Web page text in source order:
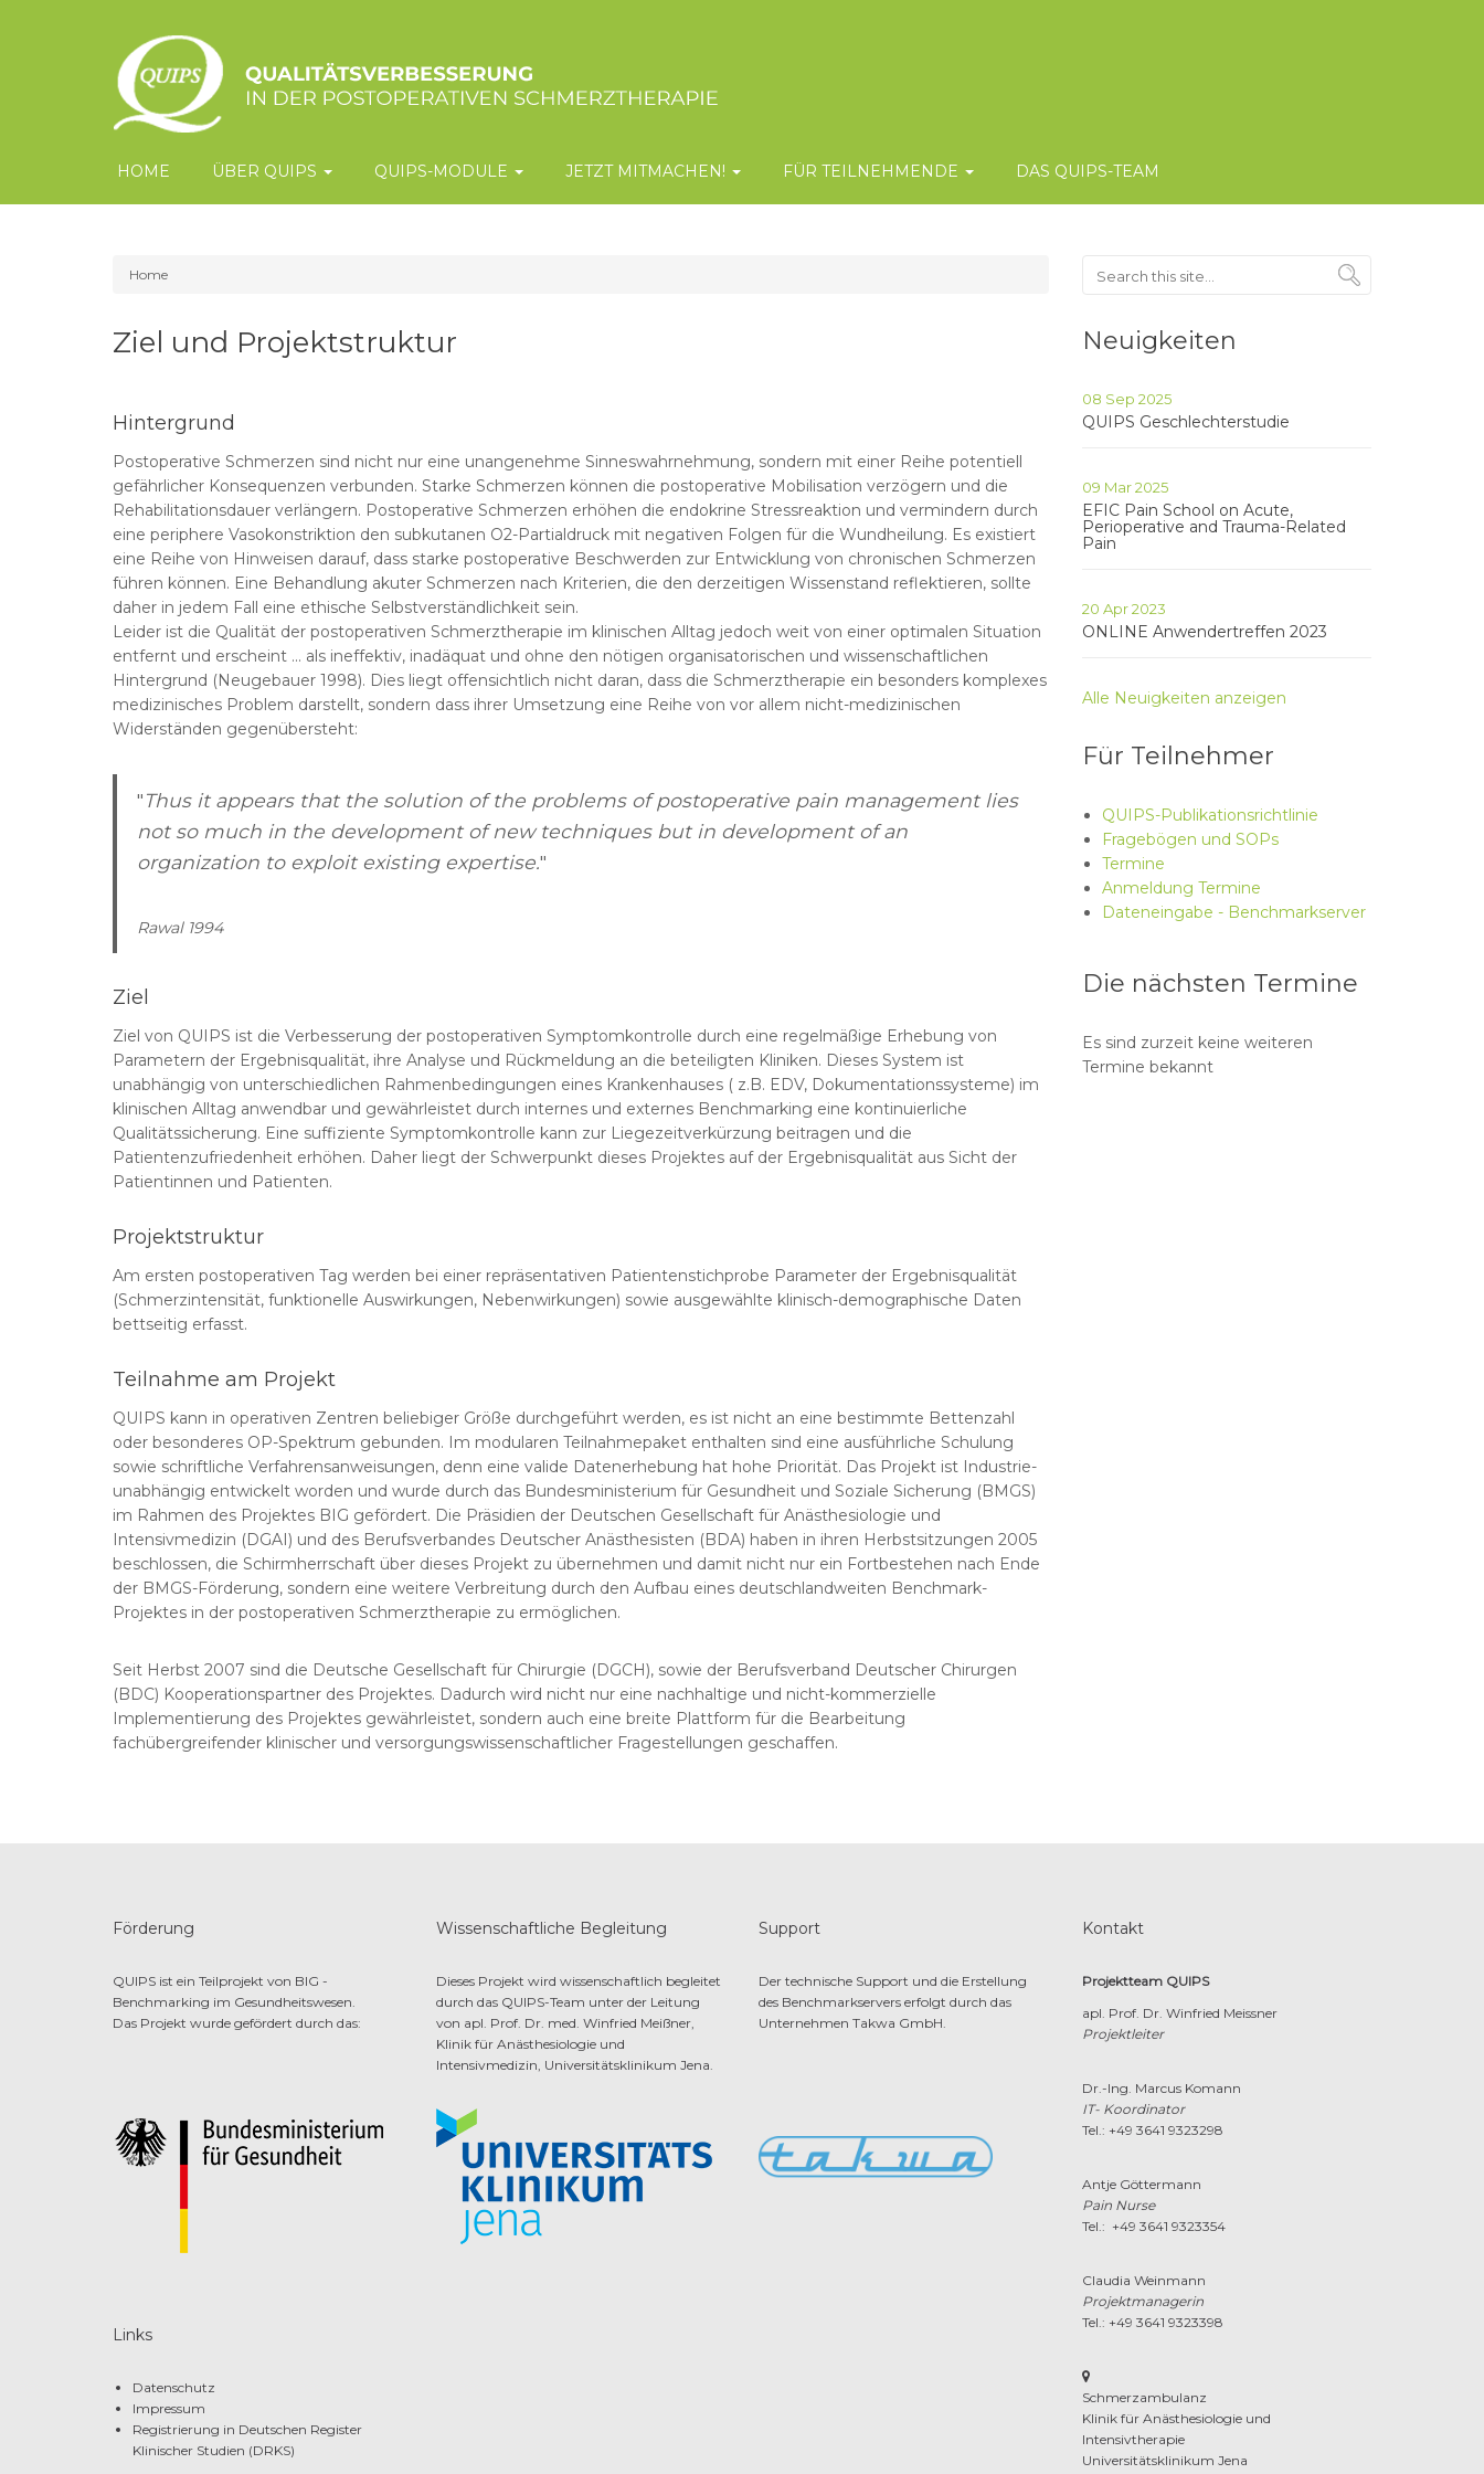
Main
navigation
HOME ÜBER QUIPS QUIPS-MODULE JETZT MITMACHEN! FÜR TEILNEHMENDE DAS QUIPS-TEAM
Home
Ziel und Projektstruktur
Hintergrund
Postoperative Schmerzen sind nicht nur eine unangenehme Sinneswahrnehmung, sondern mit einer Reihe potentiell
gefährlicher Konsequenzen verbunden. Starke Schmerzen können die postoperative Mobilisation verzögern und die
Rehabilitationsdauer verlängern. Postoperative Schmerzen erhöhen die endokrine Stressreaktion und vermindern durch
eine periphere Vasokonstriktion den subkutanen O2-Partialdruck mit negativen Folgen für die Wundheilung. Es existiert
eine Reihe von Hinweisen darauf, dass starke postoperative Beschwerden zur Entwicklung von chronischen Schmerzen
führen können. Eine Behandlung akuter Schmerzen nach Kriterien, die den derzeitigen Wissenstand reflektieren, sollte
daher in jedem Fall eine ethische Selbstverständlichkeit sein.
Leider ist die Qualität der postoperativen Schmerztherapie im klinischen Alltag jedoch weit von einer optimalen Situation
entfernt und erscheint ... als ineffektiv, inadäquat und ohne den nötigen organisatorischen und wissenschaftlichen
Hintergrund (Neugebauer 1998). Dies liegt offensichtlich nicht daran, dass die Schmerztherapie ein besonders komplexes
medizinisches Problem darstellt, sondern dass ihrer Umsetzung eine Reihe von vor allem nicht-medizinischen
Widerständen gegenübersteht:
"Thus it appears that the solution of the problems of postoperative pain management lies
not so much in the development of new techniques but in development of an
organization to exploit existing expertise."
Rawal 1994
Ziel
Ziel von QUIPS ist die Verbesserung der postoperativen Symptomkontrolle durch eine regelmäßige Erhebung von
Parametern der Ergebnisqualität, ihre Analyse und Rückmeldung an die beteiligten Kliniken. Dieses System ist
unabhängig von unterschiedlichen Rahmenbedingungen eines Krankenhauses ( z.B. EDV, Dokumentationssysteme) im
klinischen Alltag anwendbar und gewährleistet durch internes und externes Benchmarking eine kontinuierliche
Qualitätssicherung. Eine suffiziente Symptomkontrolle kann zur Liegezeitverkürzung beitragen und die
Patientenzufriedenheit erhöhen. Daher liegt der Schwerpunkt dieses Projektes auf der Ergebnisqualität aus Sicht der
Patientinnen und Patienten.
Projektstruktur
Am ersten postoperativen Tag werden bei einer repräsentativen Patientenstichprobe Parameter der Ergebnisqualität
(Schmerzintensität, funktionelle Auswirkungen, Nebenwirkungen) sowie ausgewählte klinisch-demographische Daten
bettseitig erfasst.
Teilnahme am Projekt
QUIPS kann in operativen Zentren beliebiger Größe durchgeführt werden, es ist nicht an eine bestimmte Bettenzahl
oder besonderes OP-Spektrum gebunden. Im modularen Teilnahmepaket enthalten sind eine ausführliche Schulung
sowie schriftliche Verfahrensanweisungen, denn eine valide Datenerhebung hat hohe Priorität. Das Projekt ist Industrie-
unabhängig entwickelt worden und wurde durch das Bundesministerium für Gesundheit und Soziale Sicherung (BMGS)
im Rahmen des Projektes BIG gefördert. Die Präsidien der Deutschen Gesellschaft für Anästhesiologie und
Intensivmedizin (DGAI) und des Berufsverbandes Deutscher Anästhesisten (BDA) haben in ihren Herbstsitzungen 2005
beschlossen, die Schirmherrschaft über dieses Projekt zu übernehmen und damit nicht nur ein Fortbestehen nach Ende
der BMGS-Förderung, sondern eine weitere Verbreitung durch den Aufbau eines deutschlandweiten Benchmark-
Projektes in der postoperativen Schmerztherapie zu ermöglichen.
Seit Herbst 2007 sind die Deutsche Gesellschaft für Chirurgie (DGCH), sowie der Berufsverband Deutscher Chirurgen
(BDC) Kooperationspartner des Projektes. Dadurch wird nicht nur eine nachhaltige und nicht-kommerzielle
Implementierung des Projektes gewährleistet, sondern auch eine breite Plattform für die Bearbeitung
fachübergreifender klinischer und versorgungswissenschaftlicher Fragestellungen geschaffen.
Search
Neuigkeiten
08 Sep 2025
QUIPS Geschlechterstudie
09 Mar 2025
EFIC Pain School on Acute,
Perioperative and Trauma-Related
Pain
20 Apr 2023
ONLINE Anwendertreffen 2023
Alle Neuigkeiten anzeigen
Für Teilnehmer
QUIPS-Publikationsrichtlinie
Fragebögen und SOPs
Termine
Anmeldung Termine
Dateneingabe - Benchmarkserver
Die nächsten Termine
Es sind zurzeit keine weiteren
Termine bekannt
Förderung
QUIPS ist ein Teilprojekt von BIG -
Benchmarking im Gesundheitswesen
Das Projekt wurde gefördert durch das:
Links
Datenschutz
Impressum
Registrierung in Deutschen Register
Klinischer Studien (DRKS)
Wissenschaftliche Begleitung
Dieses Projekt wird wissenschaftlich begleitet
durch das QUIPS-Team unter der Leitung
von apl. Prof. Dr. med. Winfried Meißner,
Klinik für Anästhesiologie und
Intensivmedizin, Universitätsklinikum Jena.
Support
Der technische Support und die Erstellung
des Benchmarkservers erfolgt durch das
Unternehmen Takwa GmbH.
Kontakt
Projektteam QUIPS
apl. Prof. Dr. Winfried Meissner
Projektleiter
Dr.-Ing. Marcus Komann
IT- Koordinator
Tel.: +49 3641 9323298
Antje Göttermann
Pain Nurse
Tel.: +49 3641 9323354
Claudia Weinmann
Projektmanagerin
Tel.: +49 3641 9323398
Schmerzambulanz
Klinik für Anästhesiologie und
Intensivtherapie
Universitätsklinikum Jena